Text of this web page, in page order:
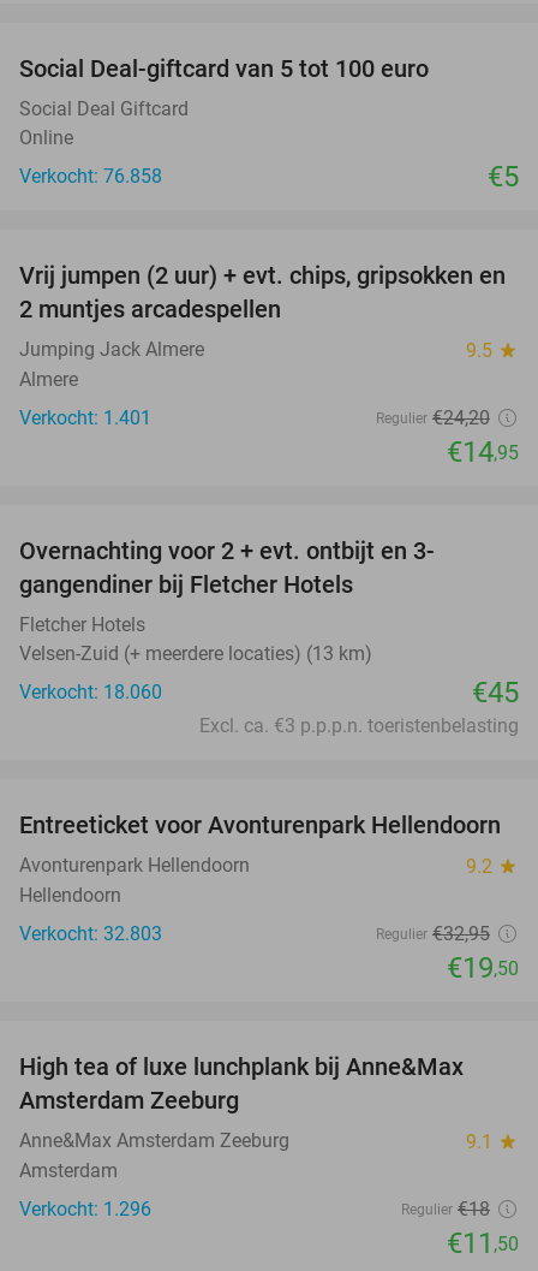
Social Deal-giftcard van 5 tot 100 euro
Social Deal Giftcard
Online
Verkocht: 76.858
€5
38%
Vrij jumpen (2 uur) + evt. chips, gripsokken en
2 muntjes arcadespellen
Jumping Jack Almere 9.5 star
Almere
Verkocht: 1.401
Regulier €24,20
€14,95
Overnachting voor 2 + evt. ontbijt en 3-
gangendiner bij Fletcher Hotels
Fletcher Hotels
Velsen-Zuid (+ meerdere locaties) (13 km)
Verkocht: 18.060
€45
Excl. ca. €3 p.p.p.n. toeristenbelasting
41%
Entreeticket voor Avonturenpark Hellendoorn
Avonturenpark Hellendoorn 9.2 star
Hellendoorn
Verkocht: 32.803
Regulier €32,95
€19,50
High tea of luxe lunchplank bij Anne&Max
Amsterdam Zeeburg
Anne&Max Amsterdam Zeeburg 9.1 star
Amsterdam
Verkocht: 1.296
Regulier €18
€11 ,50